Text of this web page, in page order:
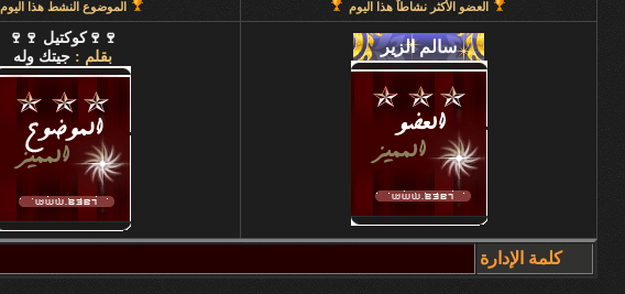
العضو الأكثر نشاطاً هذا اليوم الموضوع النشط هذا اليوم
🍷🍷كوكتيل 🍷🍷
بقلم : جيتك وله
كلمة الإدارة